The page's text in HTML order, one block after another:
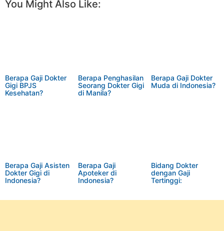
You Might Also Like:
Berapa Gaji Dokter
Gigi BPJS
Kesehatan?
Berapa Penghasilan
Seorang Dokter Gigi
di Manila?
Berapa Gaji Dokter
Muda di Indonesia?
Berapa Gaji Asisten
Dokter Gigi di
Indonesia?
Berapa Gaji
Apoteker di
Indonesia?
Bidang Dokter
dengan Gaji
Tertinggi:
di India